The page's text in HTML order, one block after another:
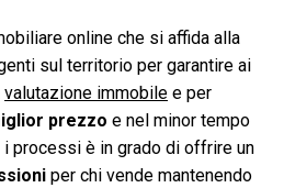
online che si affida alla
sul territorio per garantire ai
valutazione immobile e per
prezzo e nel minor tempo
processi è in grado di offrire un
per chi vende mantenendo